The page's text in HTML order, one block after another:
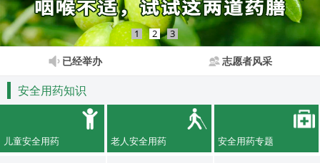
1 2 3
已经举办 志愿者风采
安全用药知识
儿童安全用药 老人安全用药 安全用药专题